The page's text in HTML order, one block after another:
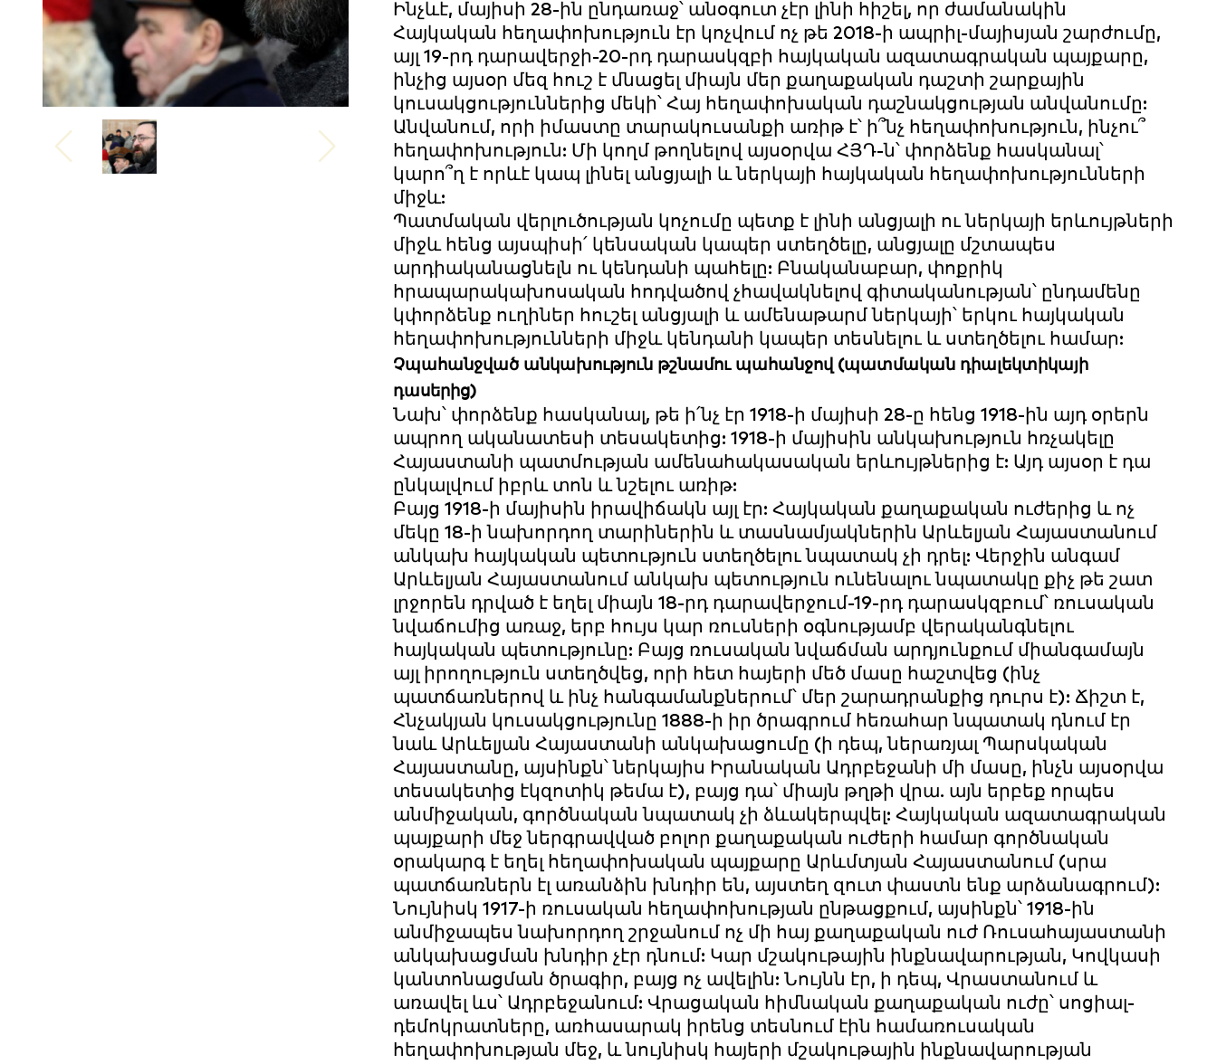
Ինչևէ, մայիսի 28-ին ընդառաջ՝ անօգուտ չէր լինի հիշել, որ ժամանակին
Հայկական հեղափոխություն էր կոչվում ոչ թե 2018-ի ապրիլ-մայիսյան շարժումը,
այլ 19-րդ դարավերջի-20-րդ դարասկզբի հայկական ազատագրական պայքարը,
ինչից այսօր մեզ հուշ է մնացել միայն մեր քաղաքական դաշտի շարքային
կուսակցություններից մեկի՝ Հայ հեղափոխական դաշնակցության անվանումը:
Անվանում, որի իմաստը տարակուսանքի առիթ է՝ ի՞նչ հեղափոխություն, ինչու՞
հեղափոխություն: Մի կողմ թողնելով այսօրվա ՀՅԴ-ն՝ փորձենք հասկանալ՝
կարո՞ղ է որևէ կապ լինել անցյալի և ներկայի հայկական հեղափոխությունների
միջև:
Պատմական վերլուծության կոչումը պետք է լինի անցյալի ու ներկայի երևույթների
միջև հենց այսպիսի՛ կենսական կապեր ստեղծելը, անցյալը մշտապես
արդիականացնելն ու կենդանի պահելը: Բնականաբար, փոքրիկ
հրապարակախոսական հոդվածով չհավակնելով գիտականության՝ ընդամենը
կփորձենք ուղիներ հուշել անցյալի և ամենաթարմ ներկայի՝ երկու հայկական
հեղափոխությունների միջև կենդանի կապեր տեսնելու և ստեղծելու համար:
Չպահանջված անկախություն թշնամու պահանջով (պատմական դիալեկտիկայի
դասերից)
Նախ՝ փորձենք հասկանալ, թե ի՛նչ էր 1918-ի մայիսի 28-ը հենց 1918-ին այդ օրերն
ապրող ականատեսի տեսակետից: 1918-ի մայիսին անկախություն հռչակելը
Հայաստանի պատմության ամենահակասական երևույթներից է: Այդ այսօր է դա
ընկալվում իբրև տոն և նշելու առիթ:
Բայց 1918-ի մայիսին իրավիճակն այլ էր: Հայկական քաղաքական ուժերից և ոչ
մեկը 18-ի նախորդող տարիներին և տասնամյակներին Արևելյան Հայաստանում
անկախ հայկական պետություն ստեղծելու նպատակ չի դրել: Վերջին անգամ
Արևելյան Հայաստանում անկախ պետություն ունենալու նպատակը քիչ թե շատ
լրջորեն դրված է եղել միայն 18-րդ դարավերջում-19-րդ դարասկզբում՝ ռուսական
նվաճումից առաջ, երբ հույս կար ռուսների օգնությամբ վերականգնելու
հայկական պետությունը: Բայց ռուսական նվաճման արդյունքում միանգամայն
այլ իրողություն ստեղծվեց, որի հետ հայերի մեծ մասը հաշտվեց (ինչ
պատճառներով և ինչ հանգամանքներում՝ մեր շարադրանքից դուրս է): Ճիշտ է,
Հնչակյան կուսակցությունը 1888-ի իր ծրագրում հեռահար նպատակ դնում էր
նաև Արևելյան Հայաստանի անկախացումը (ի դեպ, ներառյալ Պարսկական
Հայաստանը, այսինքն՝ ներկայիս Իրանական Ադրբեջանի մի մասը, ինչն այսօրվա
տեսակետից էկզոտիկ թեմա է), բայց դա՝ միայն թղթի վրա. այն երբեք որպես
անմիջական, գործնական նպատակ չի ձևակերպվել: Հայկական ազատագրական
պայքարի մեջ ներգրավված բոլոր քաղաքական ուժերի համար գործնական
օրակարգ է եղել հեղափոխական պայքարը Արևմտյան Հայաստանում (սրա
պատճառներն էլ առանձին խնդիր են, այստեղ զուտ փաստն ենք արձանագրում):
Նույնիսկ 1917-ի ռուսական հեղափոխության ընթացքում, այսինքն՝ 1918-ին
անմիջապես նախորդող շրջանում ոչ մի հայ քաղաքական ուժ Ռուսահայաստանի
անկախացման խնդիր չէր դնում: Կար մշակութային ինքնավարության, Կովկասի
կանտոնացման ծրագիր, բայց ոչ ավելին: Նույնն էր, ի դեպ, Վրաստանում և
առավել ևս՝ Ադրբեջանում: Վրացական հիմնական քաղաքական ուժը՝ սոցիալ-
դեմոկրատները, առհասարակ իրենց տեսնում էին համառուսական
հեղափոխության մեջ, և նույնիսկ հայերի մշակութային ինքնավարության